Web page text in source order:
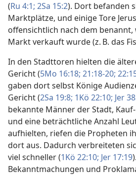
(Ru 4:1; 2Sa 15:2). Dort befanden
Marktplätze, und einige Tore
offensichtlich nach dem benannt,
Markt verkauft wurde (z. B. das
In den Stadttoren hielten die
Gericht (5Mo 16:18; 21:18-20;
gaben dort selbst Könige
Gericht (2Sa 19:8; 1Kö 22:10; Jer
bekannte Männer der Stadt,
und eine beträchtliche Anzahl
aufhielten, riefen die Propheten
dort aus. Dadurch verbreiteten
viel schneller (1Kö 22:10; Jer 17:19
Bekanntmachungen und